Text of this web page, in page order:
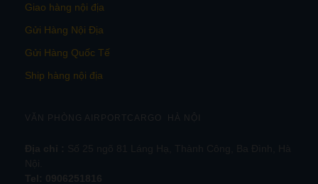
Giao hàng nội địa
Gửi Hàng Nội Địa
Gửi Hàng Quốc Tế
Ship hàng nội địa
VĂN PHÒNG AIRPORTCARGO HÀ NỘI